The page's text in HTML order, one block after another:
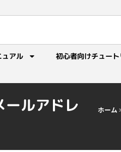
ュアル 初心者向けチュー
ールアドレ
ホーム